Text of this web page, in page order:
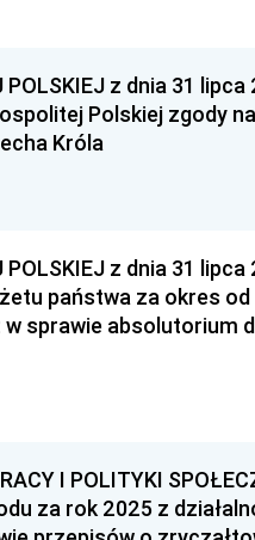
POLSKIEJ z dnia 31 lipca
Polskiej zgody
Króla
POLSKIEJ z dnia 31 lipca
państwa za okres od
sprawie absolutorium
I POLITYKI
za rok 2025 z